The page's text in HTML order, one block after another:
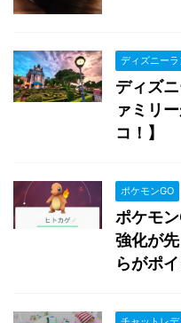
ディズニー
ディズ
ァミリ
コ！】
ポケモンGO
ポケモ
強化が
らがポイ